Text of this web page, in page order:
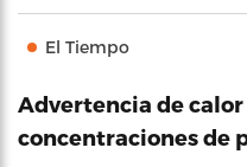
El Tiempo
Advertencia de
concentraciones de